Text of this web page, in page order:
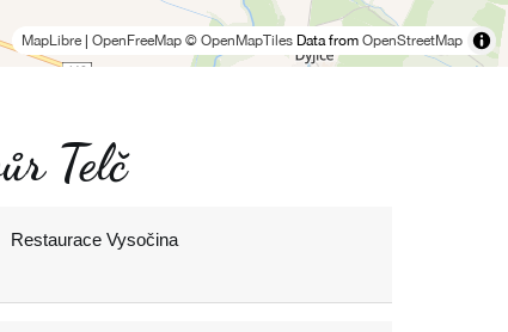
MapLibre OpenFreeMap © OpenMapTiles Data from OpenStreetMap
Telč
Restaurace Vysočina